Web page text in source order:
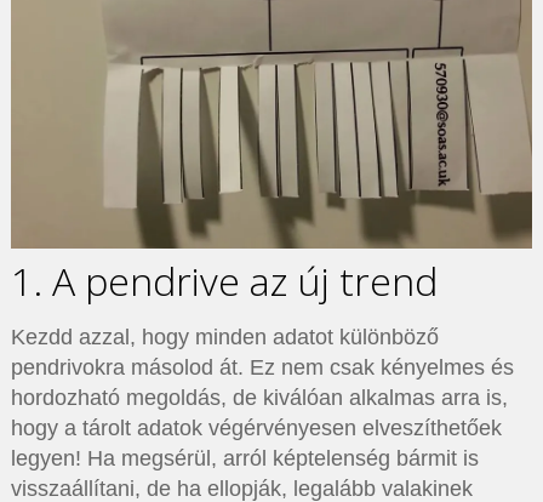
1. A pendrive az új trend
Kezdd azzal, hogy minden adatot különböző
pendrivokra másolod át. Ez nem csak kényelmes és
hordozható megoldás, de kiválóan alkalmas arra is,
hogy a tárolt adatok végérvényesen elveszíthetőek
legyen! Ha megsérül, arról képtelenség bármit is
visszaállítani, de ha ellopják, legalább valakinek